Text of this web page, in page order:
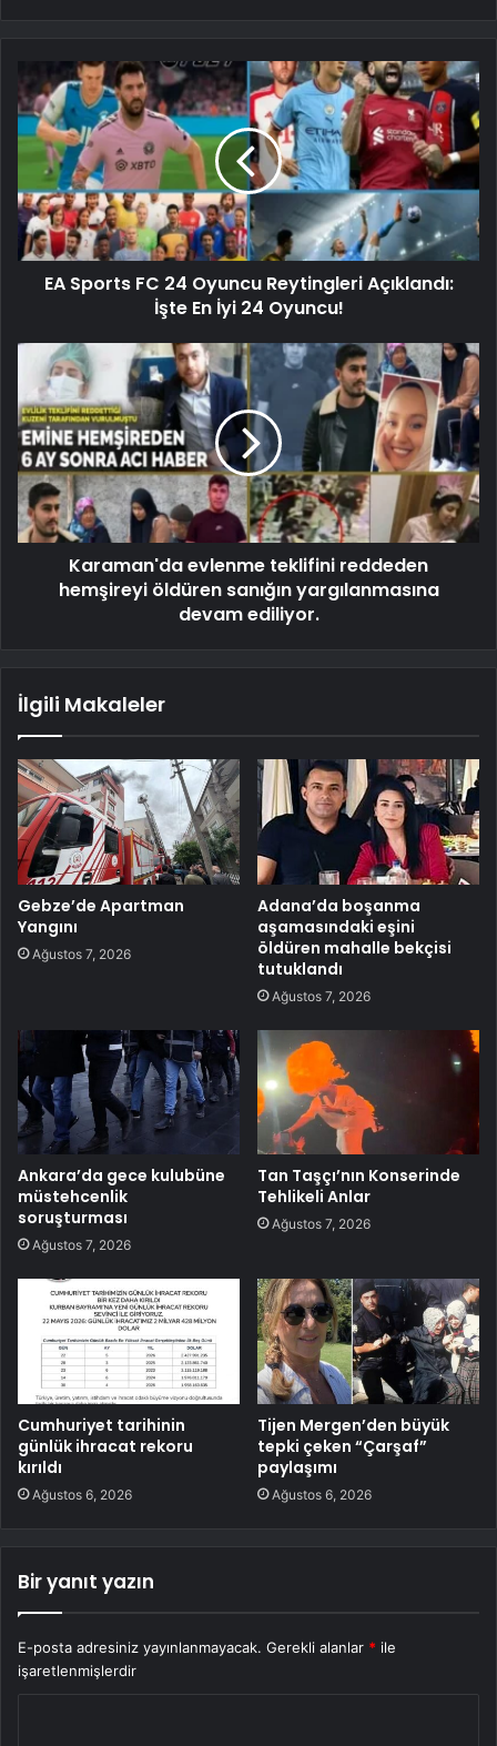
EA Sports FC 24 Oyuncu Reytingleri Açıklandı:
İşte En İyi 24 Oyuncu!
Karaman'da evlenme teklifini reddeden
hemşireyi öldüren sanığın yargılanmasına
devam ediliyor.
İlgili Makaleler
Gebze’de Apartman
Yangını
Ağustos 7, 2026
Adana’da boşanma
aşamasındaki eşini
öldüren mahalle bekçisi
tutuklandı
Ağustos 7, 2026
Ankara’da gece kulubüne
müstehcenlik
soruşturması
Ağustos 7, 2026
Tan Taşçı’nın Konserinde
Tehlikeli Anlar
Ağustos 7, 2026
Cumhuriyet tarihinin
günlük ihracat rekoru
kırıldı
Ağustos 6, 2026
Tijen Mergen’den büyük
tepki çeken “Çarşaf”
paylaşımı
Ağustos 6, 2026
Bir yanıt yazın
E-posta adresiniz yayınlanmayacak. Gerekli alanlar * ile
işaretlenmişlerdir